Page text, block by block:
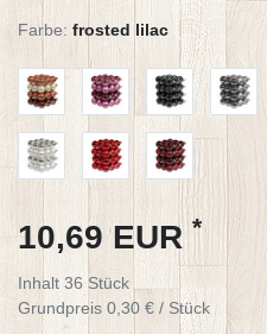
Farbe: frosted lilac
10,69 EUR *
Inhalt 36 Stück
Grundpreis 0,30 € / Stück